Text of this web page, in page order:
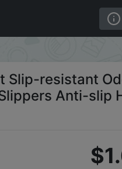
Girl Heart Cool Shoes
Slip-resistant
Anti-slip